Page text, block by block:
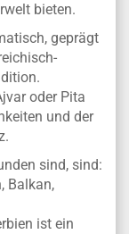
bieten.
geprägt
oder Pita
und der
sind, sind:
Balkan,
ist ein